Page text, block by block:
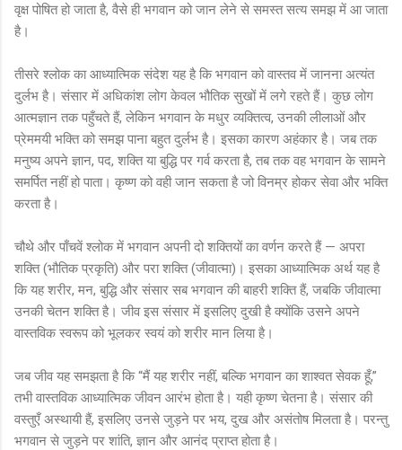
वृक्ष पोषित हो जाता है, वैसे ही भगवान को जान लेने से समस्त सत्य समझ में आ जाता
है।
तीसरे श्लोक का आध्यात्मिक संदेश यह है कि भगवान को वास्तव में जानना अत्यंत
दुर्लभ है। संसार में अधिकांश लोग केवल भौतिक सुखों में लगे रहते हैं। कुछ लोग
आत्मज्ञान तक पहुँचते हैं, लेकिन भगवान के मधुर व्यक्तित्व, उनकी लीलाओं और
प्रेममयी भक्ति को समझ पाना बहुत दुर्लभ है। इसका कारण अहंकार है। जब तक
मनुष्य अपने ज्ञान, पद, शक्ति या बुद्धि पर गर्व करता है, तब तक वह भगवान के सामने
समर्पित नहीं हो पाता। कृष्ण को वही जान सकता है जो विनम्र होकर सेवा और भक्ति
करता है।
चौथे और पाँचवें श्लोक में भगवान अपनी दो शक्तियों का वर्णन करते हैं — अपरा
शक्ति (भौतिक प्रकृति) और परा शक्ति (जीवात्मा)। इसका आध्यात्मिक अर्थ यह है
कि यह शरीर, मन, बुद्धि और संसार सब भगवान की बाहरी शक्ति हैं, जबकि जीवात्मा
उनकी चेतन शक्ति है। जीव इस संसार में इसलिए दुखी है क्योंकि उसने अपने
वास्तविक स्वरूप को भूलकर स्वयं को शरीर मान लिया है।
जब जीव यह समझता है कि “मैं यह शरीर नहीं, बल्कि भगवान का शाश्वत सेवक हूँ,”
तभी वास्तविक आध्यात्मिक जीवन आरंभ होता है। यही कृष्ण चेतना है। संसार की
वस्तुएँ अस्थायी हैं, इसलिए उनसे जुड़ने पर भय, दुख और असंतोष मिलता है। परन्तु
भगवान से जुड़ने पर शांति, ज्ञान और आनंद प्राप्त होता है।